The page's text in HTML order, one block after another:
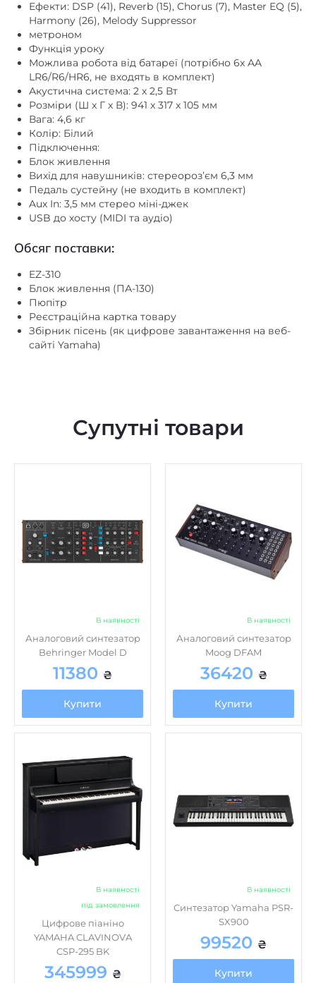
Ефекти: DSP (41), Reverb (15), Chorus (7), Master EQ (5),
Harmony (26), Melody Suppressor
метроном
Функція уроку
Можлива робота від батареї (потрібно 6x AA
LR6/R6/HR6, не входять в комплект)
Акустична система: 2 х 2,5 Вт
Розміри (Ш x Г x В): 941 x 317 x 105 мм
Вага: 4,6 кг
Колір: Білий
Підключення:
Блок живлення
Вихід для навушників: стереороз’єм 6,3 мм
Педаль сустейну (не входить в комплект)
Aux In: 3,5 мм стерео міні-джек
USB до хосту (MIDI та аудіо)
Обсяг поставки:
EZ-310
Блок живлення (ПА-130)
Пюпітр
Реєстраційна картка товару
Збірник пісень (як цифрове завантаження на веб-
сайті Yamaha)
Супутні товари
В наявності
Аналоговий синтезатор
Behringer Model D
11380 ₴
Купити
В наявності
Аналоговий синтезатор
Moog DFAM
36420 ₴
Купити
В наявності
під замовлення
Цифрове піаніно
YAMAHA CLAVINOVA
CSP-295 BK
345999 ₴
В наявності
Синтезатор Yamaha PSR-
SX900
99520 ₴
Купити